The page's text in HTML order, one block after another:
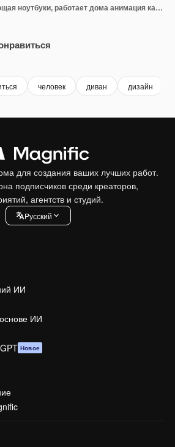
пара, использующая ноутбуки, работает дома анимация кампании
человек диван дизайн
для создания ваших лучших работ.
подписчиков среди креаторов,
агентств и студий.
Pусский
ИИ
ИИ
Новое